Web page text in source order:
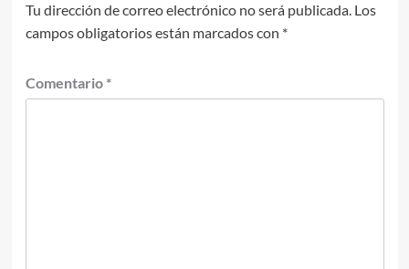
Tu dirección de correo electrónico no será publicada. Los
campos obligatorios están marcados con *
Comentario *